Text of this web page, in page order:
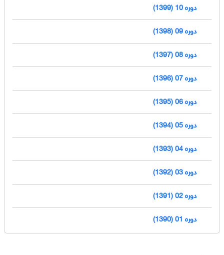
دوره 10 (1399)
دوره 09 (1398)
دوره 08 (1397)
دوره 07 (1396)
دوره 06 (1395)
دوره 05 (1394)
دوره 04 (1393)
دوره 03 (1392)
دوره 02 (1391)
دوره 01 (1390)